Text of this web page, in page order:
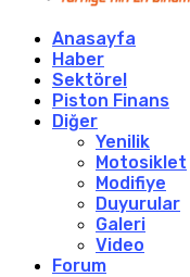
Anasayfa
Haber
Sektörel
Piston Finans
Diğer
Yenilik
Motosiklet
Modifiye
Duyurular
Galeri
Video
Forum